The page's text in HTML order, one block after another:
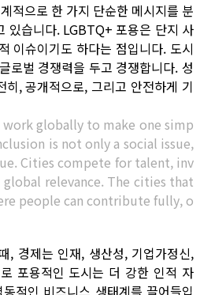
적으로 한 가지 단순한 메시지를 분
있습니다. LGBTQ+ 포용은 단지 사
이슈이기도 하다는 점입니다. 도시
로벌 경쟁력을 두고 경쟁합니다. 성
, 공개적으로, 그리고 안전하게 기
work globally to make one simp
is not only a social issue,
Cities compete for talent, inv
relevance. The cities that
people can contribute fully, o
, 경제는 인재, 생산성, 기업가정신,
포용적인 도시는 더 강한 인적 자
적인 비즈니스 생태계를 끌어들입